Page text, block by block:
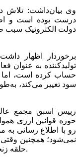
وی بیان‌داشت: تلاش
درست بوده است و
دولت الکترونیک سبب
برخوردار اظهار
حساب کرده است، اما
سود تغییر می‌کند،
رییس اسبق مجمع
حوزه قوانین ارزی
رو با اطلاع رسانی
نمی‌شود؛ همچنین
حلقه زنجیره یعنی مصرف‌کننده نیز راضی خواهد بود.